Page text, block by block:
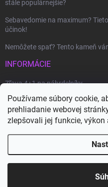
Používame súbory cookie,
prehliadanie webovej
zlepšovali jej funkcie,
stále populárnejšie?
Sebavedomie na maximum?
účinok!
Nemôžete spať? Tento kameň
INFORMÁCIE
Zľava 4+1 na náhrdelníky
Ako uplatniť zľavový kupón?
Veľkoobchod